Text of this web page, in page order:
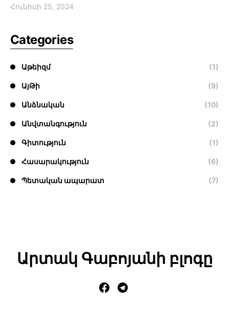
Հունիսի 25, 2024
Categories
Աթեիզմ (1)
ԱյԹի (9)
Անձնական (10)
Անվտանգություն (2)
Գիտություն (1)
Հասարակություն (6)
Պետական ապարատ (7)
Արտակ Գաբոյանի բլոգը